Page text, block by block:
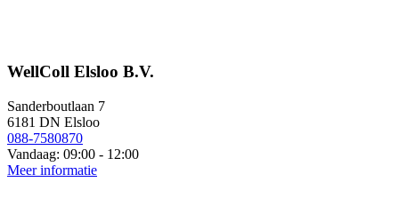
WellColl Elsloo B.V.
Sanderboutlaan 7
6181 DN Elsloo
088-7580870
Vandaag: 09:00 - 12:00
Meer informatie